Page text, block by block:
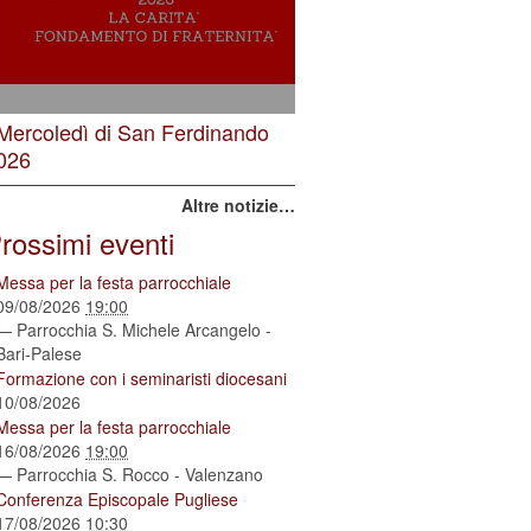
di San Ferdinando
Altre notizie…
eventi
per la festa parrocchiale
08/2026 19:00
Parrocchia S. Michele Arcangelo -
Palese
con i seminaristi diocesani
08/2026
per la festa parrocchiale
08/2026 19:00
Parrocchia S. Rocco - Valenzano
Episcopale Pugliese
08/2026 10:30